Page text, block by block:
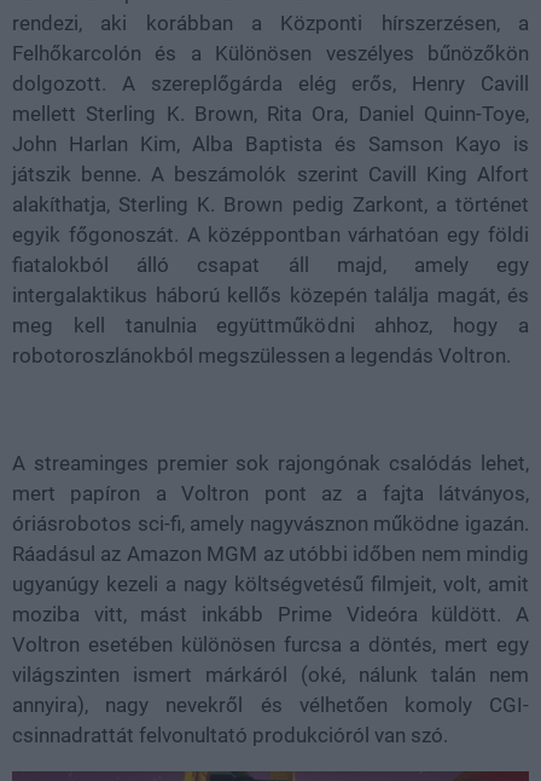
rendezi, aki korábban a Központi hírszerzésen, a
Felhőkarcolón és a Különösen veszélyes bűnözőkön
dolgozott. A szereplőgárda elég erős, Henry Cavill
mellett Sterling K. Brown, Rita Ora, Daniel Quinn-Toye,
John Harlan Kim, Alba Baptista és Samson Kayo is
játszik benne. A beszámolók szerint Cavill King Alfort
alakíthatja, Sterling K. Brown pedig Zarkont, a történet
egyik főgonoszát. A középpontban várhatóan egy földi
fiatalokból álló csapat áll majd, amely egy
intergalaktikus háború kellős közepén találja magát, és
meg kell tanulnia együttműködni ahhoz, hogy a
robotoroszlánokból megszülessen a legendás Voltron.
A streaminges premier sok rajongónak csalódás lehet,
mert papíron a Voltron pont az a fajta látványos,
óriásrobotos sci-fi, amely nagyvásznon működne igazán.
Ráadásul az Amazon MGM az utóbbi időben nem mindig
ugyanúgy kezeli a nagy költségvetésű filmjeit, volt, amit
moziba vitt, mást inkább Prime Videóra küldött. A
Voltron esetében különösen furcsa a döntés, mert egy
világszinten ismert márkáról (oké, nálunk talán nem
annyira), nagy nevekről és vélhetően komoly CGI-
csinnadrattát felvonultató produkcióról van szó.